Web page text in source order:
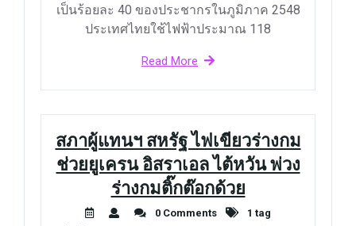
เป็นร้อยละ 40 ของประชากรในภูมิภาค 2548
ประเทศไทยใช้ไฟฟ้าประมาณ 118
Read More
สภาผู้แทนฯ สหรัฐ ไฟเขียวร่างกม
ช่วยยูเครน อิสราเอล ไต้หวัน พ่วง
ร่างกมติ๊กต๊อกด้วย
0 Comments 1 tag